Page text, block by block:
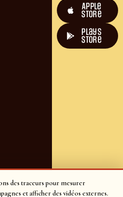
des traceurs pour mesurer
et afficher des vidéos externes.
Apple
Store
plays
store